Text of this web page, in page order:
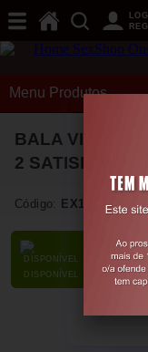
Menu Produtos
BALA
2 SATISFYER
Código: EX18986
DISPONÍVEL